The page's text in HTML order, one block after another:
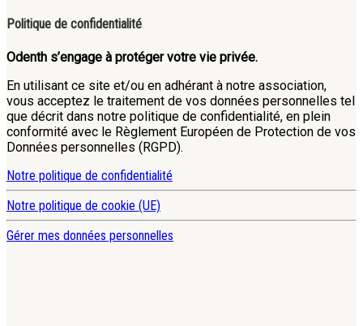
Politique de confidentialité
Odenth s’engage à protéger votre vie privée.
En utilisant ce site et/ou en adhérant à notre association,
vous acceptez le traitement de vos données personnelles tel
que décrit dans notre politique de confidentialité, en plein
conformité avec le Règlement Européen de Protection de vos
Données personnelles (RGPD).
Notre politique de confidentialité
Notre politique de cookie (UE)
Gérer mes données personnelles